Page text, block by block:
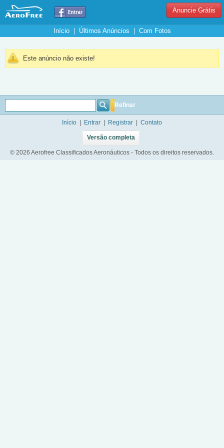
Anuncie Grátis
Início| Últimos Anúncios Com Fotos
Este anúncio não existe!
Refinar
Início Entrar Registrar Contato
Versão completa
© 2026 Aerofree Classificados Aeronáuticos - Todos os direitos reservados.